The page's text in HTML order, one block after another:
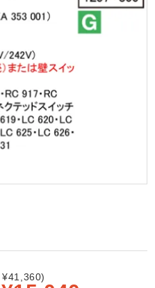
¥41,360)